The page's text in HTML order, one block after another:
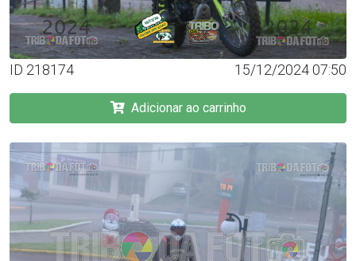
ID 218174 15/12/2024 07:50
Adicionar ao carrinho